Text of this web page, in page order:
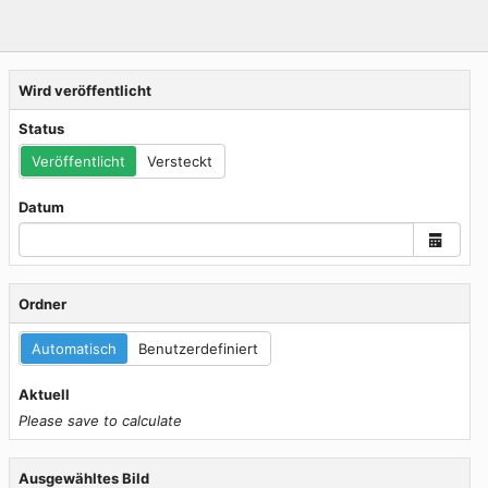
Wird veröffentlicht
Status
Veröffentlicht
Versteckt
Datum
Ordner
Automatisch Benutzerdefiniert
Aktuell
Please save to calculate
Ausgewähltes Bild